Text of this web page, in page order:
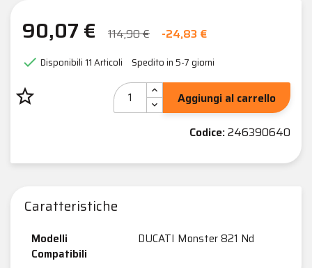
90,07 € 114,90 € -24,83 €
 Disponibili 11 Articoli Spedito in 5-7 giorni
star_border
Aggiungi al carrello
Codice:246390640
Caratteristiche
Modelli
Compatibili
DUCATI Monster 821 Nd